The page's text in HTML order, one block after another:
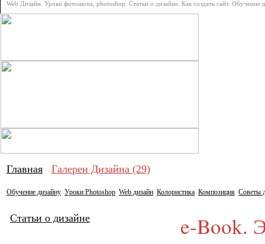
Web Дизайн. Уроки фотошопа, photoshop. Статьи о дизайне. Как создать сайт. Обучение
Главная Галереи Дизайна (29)
Обучение дизайну Уроки Photoshop Web дизайн Колористика Композиция Советы
Статьи о дизайне e-Book.